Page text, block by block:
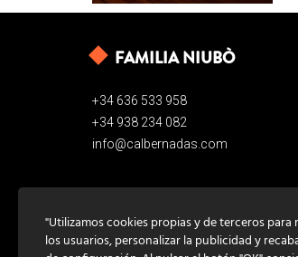
FAMILIA NIUBÒ
+34 636 533 958
+34 938 234 082
info@calbernadas.com
"Utilizamos cookies propias y de terceros para
los usuarios, personalizar la publicidad y